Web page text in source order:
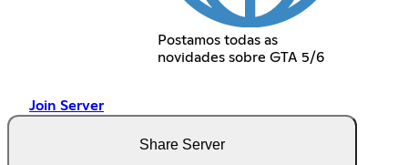
Postamos todas as
novidades sobre GTA 5/6
Join Server
Share Server